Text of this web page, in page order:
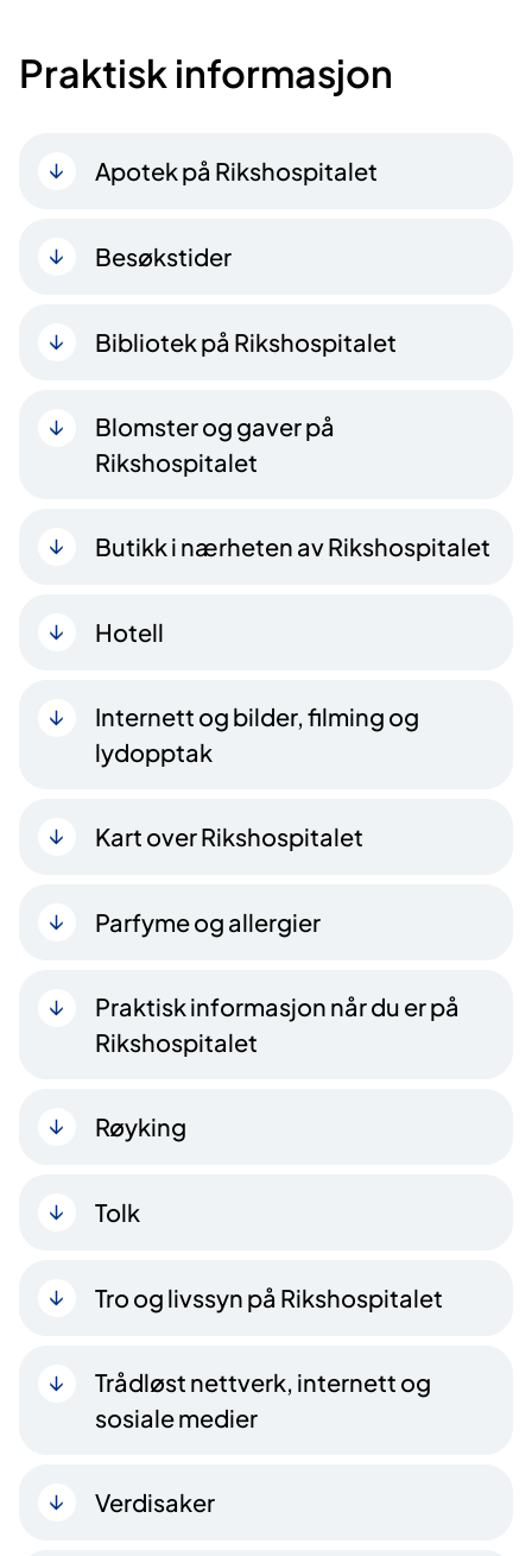
Praktisk informasjon
Apotek på Rikshospitalet
Besøkstider
Bibliotek på Rikshospitalet
Blomster og gaver på
Rikshospitalet
Butikk i nærheten av Rikshospitalet
Hotell
Internett og bilder, filming og
lydopptak
Kart over Rikshospitalet
Parfyme og allergier
Praktisk informasjon når du er på
Rikshospitalet
Røyking
Tolk
Tro og livssyn på Rikshospitalet
Trådløst nettverk, internett og
sosiale medier
Verdisaker